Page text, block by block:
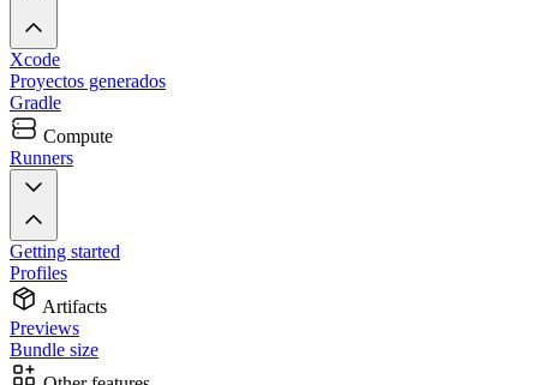
Xcode
Proyectos generados
Gradle
Compute
Runners
Getting started
Profiles
Artifacts
Previews
Bundle size